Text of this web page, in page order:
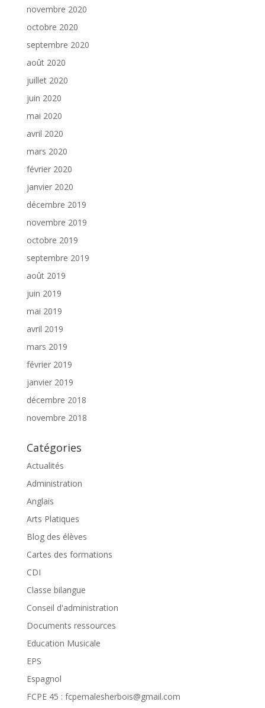
novembre 2020
octobre 2020
septembre 2020
août 2020
juillet 2020
juin 2020
mai 2020
avril 2020
mars 2020
février 2020
janvier 2020
décembre 2019
novembre 2019
octobre 2019
septembre 2019
août 2019
juin 2019
mai 2019
avril 2019
mars 2019
février 2019
janvier 2019
décembre 2018
novembre 2018
Catégories
Actualités
Administration
Anglais
Arts Platiques
Blog des élèves
Cartes des formations
CDI
Classe bilangue
Conseil d'administration
Documents ressources
Education Musicale
EPS
Espagnol
FCPE 45 : fcpemalesherbois@gmail.com